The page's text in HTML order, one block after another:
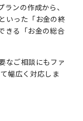
ランの作成から、
いった「お金の終
きる「お金の総合
なご相談にもファ
幅広く対応しま